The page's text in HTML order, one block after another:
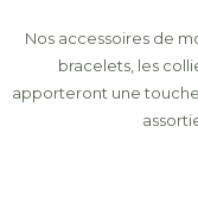
Nos accessoires de
bracelets, les
apporteront une